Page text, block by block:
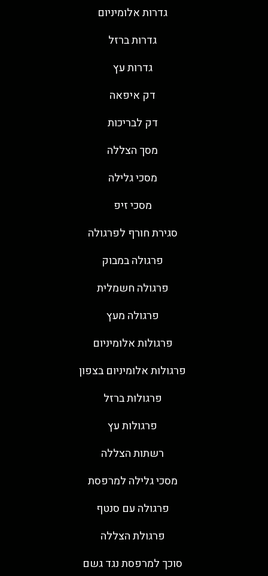
גדרות אלומיניום
גדרות ברזל
גדרות עץ
דק איפאה
דק לבריכות
מסך הצללה
מסכי גלילה
מסכי זיפ
סגירת חורף לפרגולה
פרגולה במבוק
פרגולה חשמלית
פרגולה מעץ
פרגולות אלומיניום
פרגולות אלומיניום בצפון
פרגולות ברזל
פרגולות עץ
רשתות הצללה
מסכי גלילה למרפסת
פרגולה עם סנטף
פרגולת הצללה
סוכך למרפסת נגד גשם